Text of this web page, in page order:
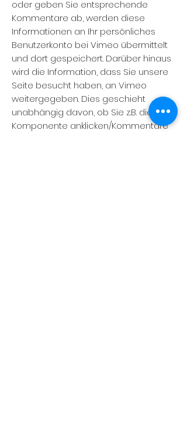
oder geben Sie entsprechende
Kommentare ab, werden diese
Informationen an Ihr persönliches
Benutzerkonto bei Vimeo übermittelt
und dort gespeichert. Darüber hinaus
wird die Information, dass Sie unsere
Seite besucht haben, an Vimeo
weitergegeben. Dies geschieht
unabhängig davon, ob Sie z.B. die
Komponente anklicken/Kommentare